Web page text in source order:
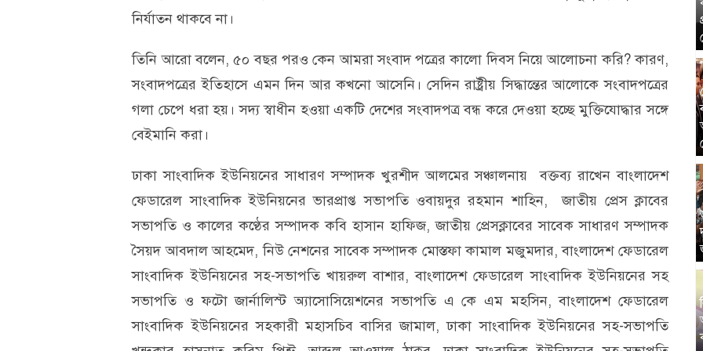
নির্যাতন থাকবে না।
তিনি আরো বলেন, ৫০ বছর পরও কেন আমরা সংবাদ পত্রের কালো দিবস নিয়ে আলোচনা করি? কারণ,
সংবাদপত্রের ইতিহাসে এমন দিন আর কখনো আসেনি। সেদিন রাষ্ট্রীয় সিদ্ধান্তের আলোকে সংবাদপত্রের
গলা চেপে ধরা হয়। সদ্য স্বাধীন হওয়া একটি দেশের সংবাদপত্র বন্ধ করে দেওয়া হচ্ছে মুক্তিযোদ্ধার সঙ্গে
বেইমানি করা।
ঢাকা সাংবাদিক ইউনিয়নের সাধারণ সম্পাদক খুরশীদ আলমের সঞ্চালনায় বক্তব্য রাখেন বাংলাদেশ
ফেডারেল সাংবাদিক ইউনিয়নের ভারপ্রাপ্ত সভাপতি ওবায়দুর রহমান শাহিন, জাতীয় প্রেস ক্লাবের
সভাপতি ও কালের কণ্ঠের সম্পাদক কবি হাসান হাফিজ, জাতীয় প্রেসক্লাবের সাবেক সাধারণ সম্পাদক
সৈয়দ আবদাল আহমেদ, নিউ নেশনের সাবেক সম্পাদক মোস্তফা কামাল মজুমদার, বাংলাদেশ ফেডারেল
সাংবাদিক ইউনিয়নের সহ-সভাপতি খায়রুল বাশার, বাংলাদেশ ফেডারেল সাংবাদিক ইউনিয়নের সহ
সভাপতি ও ফটো জার্নালিস্ট অ্যাসোসিয়েশনের সভাপতি এ কে এম মহসিন, বাংলাদেশ ফেডারেল
সাংবাদিক ইউনিয়নের সহকারী মহাসচিব বাসির জামাল, ঢাকা সাংবাদিক ইউনিয়নের সহ-সভাপতি